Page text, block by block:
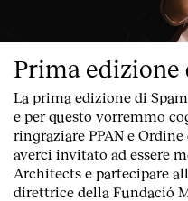
Prima edizione
La prima edizione di
e per questo vorremmo
ringraziare PPAN e
averci invitato ad essere
Architects e partecipare
direttrice della Fundació